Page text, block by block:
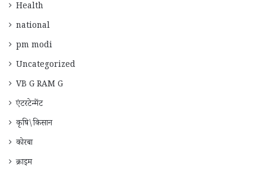
Health
national
pm modi
Uncategorized
VB G RAM G
एंटरटेन्मेंट
कृषि\किसान
कोरबा
क्राइम